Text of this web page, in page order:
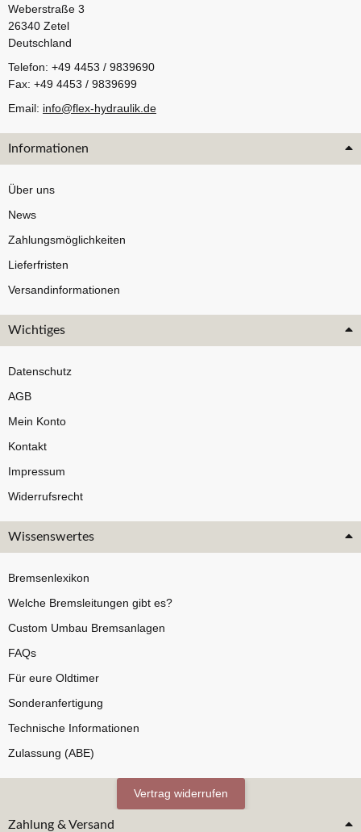
Weberstraße 3
26340 Zetel
Deutschland
Telefon: +49 4453 / 9839690
Fax: +49 4453 / 9839699
Email: info@flex-hydraulik.de
Informationen
Über uns
News
Zahlungsmöglichkeiten
Lieferfristen
Versandinformationen
Wichtiges
Datenschutz
AGB
Mein Konto
Kontakt
Impressum
Widerrufsrecht
Wissenswertes
Bremsenlexikon
Welche Bremsleitungen gibt es?
Custom Umbau Bremsanlagen
FAQs
Für eure Oldtimer
Sonderanfertigung
Technische Informationen
Zulassung (ABE)
Vertrag widerrufen
Zahlung & Versand